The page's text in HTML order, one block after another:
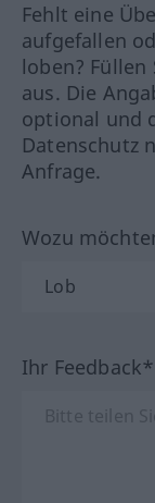
Fehlt eine
aufgefallen
loben? Füllen
aus. Die
optional und
Datenschutz
Anfrage.
Wozu
Ihr Feedback*